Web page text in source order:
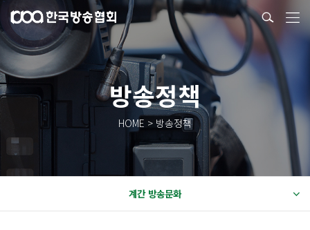
방송정책
HOME > 방송정책
계간 방송문화